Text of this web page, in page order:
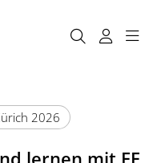
2026
lernen mit EF